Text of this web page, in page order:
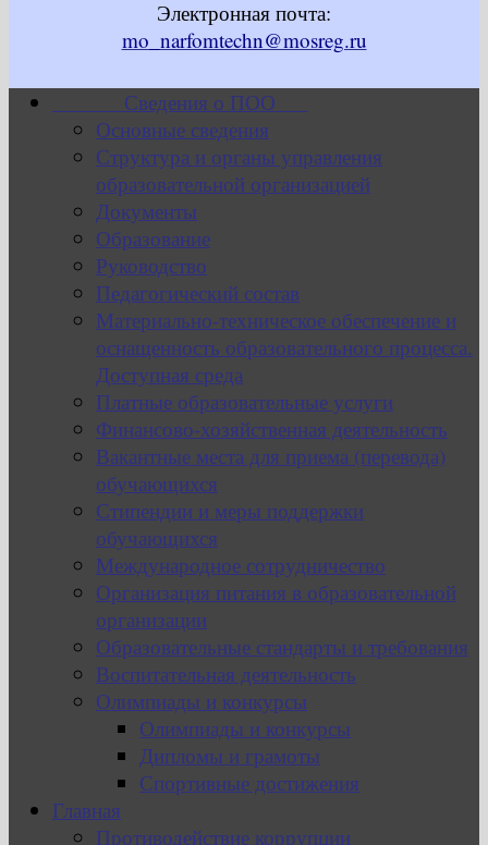
Электронная почта:
mo_narfomtechn@mosreg.ru
Сведения о ПОО
Основные сведения
Структура и органы управления
образовательной организацией
Документы
Образование
Руководство
Педагогический состав
Материально-техническое обеспечение и
оснащенность образовательного процесса.
Доступная среда
Платные образовательные услуги
Финансово-хозяйственная деятельность
Вакантные места для приема (перевода)
обучающихся
Стипендии и меры поддержки
обучающихся
Международное сотрудничество
Организация питания в образовательной
организации
Образовательные стандарты и требования
Воспитательная деятельность
Олимпиады и конкурсы
Олимпиады и конкурсы
Дипломы и грамоты
Спортивные достижения
Главная
Противодействие коррупции